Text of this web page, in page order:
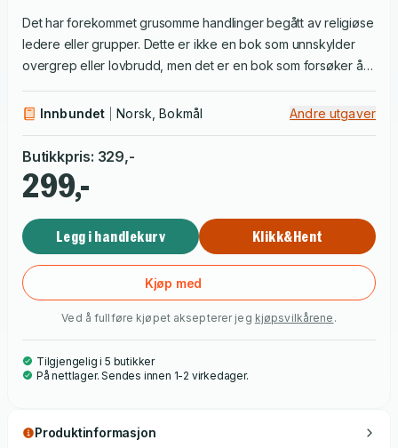
Det har forekommet grusomme handlinger begått av religiøse
ledere eller grupper. Dette er ikke en bok som unnskylder
overgrep eller lovbrudd, men det er en bok som forsøker å
føre til overgrep og vold mot religiøse minoriteter. Forfatter
satanismeofrene, Norge og sektene, avhopperfortellingene,
sektavvenning og deprogrammering, kollektive selvmord og
voldelig konflikt, sektrapporter og angrep på
Innbundet Norsk, Bokmål Andre utgaver
Butikkpris: 329,-
299,-
Legg i handlekurv Klikk&Hent
Kjøp med
Ved å fullføre kjøpet aksepterer jeg kjøpsvilkårene .
Tilgjengelig i 5 butikker
På nettlager. Sendes innen 1-2 virkedager.
Produktinformasjon